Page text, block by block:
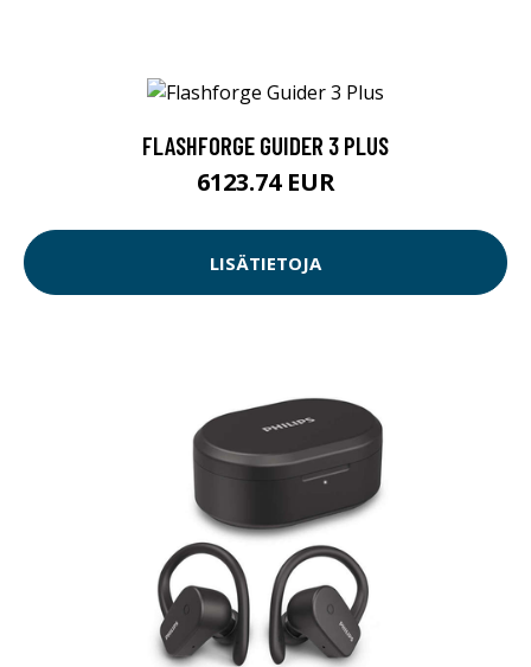
FLASHFORGE GUIDER 3 PLUS
6123.74 EUR
LISÄTIETOJA